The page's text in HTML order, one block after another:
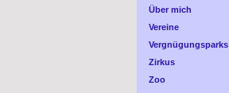
Über mich
Vereine
Vergnügungsparks
Zirkus
Zoo